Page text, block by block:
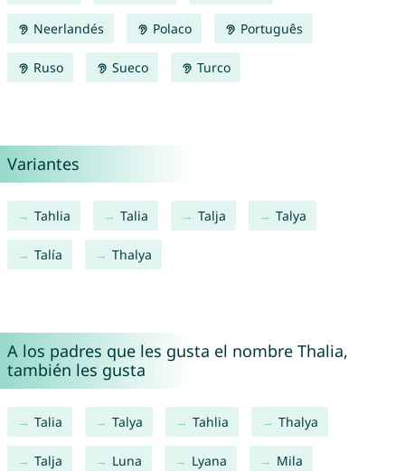
Neerlandés Polaco Português
Ruso Sueco Turco
Variantes
Tahlia Talia Talja Talya
Talía Thalya
A los padres que les gusta el nombre Thalia,
también les gusta
Talia Talya Tahlia Thalya
Talja Luna Lyana Mila